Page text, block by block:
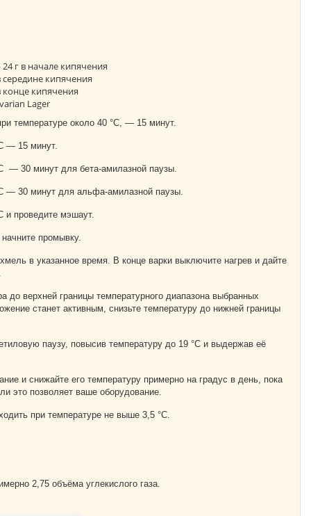
г в начале кипячения
кипячения
кипячения
Lager
температуре около 40 °С, — 15 минут.
— 15 минут.
— 30 минут для бета-амилазной паузы.
— 30 минут для альфа-амилазной паузы.
и проведите мэшаут.
промывку.
в указанное время. В конце варки выключите нагрев и дайте
верхней границы температурного диапазона выбранных
станет активным, снизьте температуру до нижней границы
паузу, повысив температуру до 19 °С и выдержав её
и снижайте его температуру примерно на градус в день, пока
это позволяет ваше оборудование.
при температуре не выше 3,5 °С.
2,75 объёма углекислого газа.